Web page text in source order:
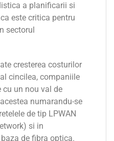
a planificarii si
este critica pentru
sectorul
cresterea costurilor
cincilea, companiile
un nou val de
numarandu-se
de tip LPWAN
si in
de fibra optica.